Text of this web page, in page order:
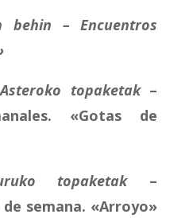
behin – Encuentros
topaketak–
«Gotas de
topaketak–
semana. «Arroyo»